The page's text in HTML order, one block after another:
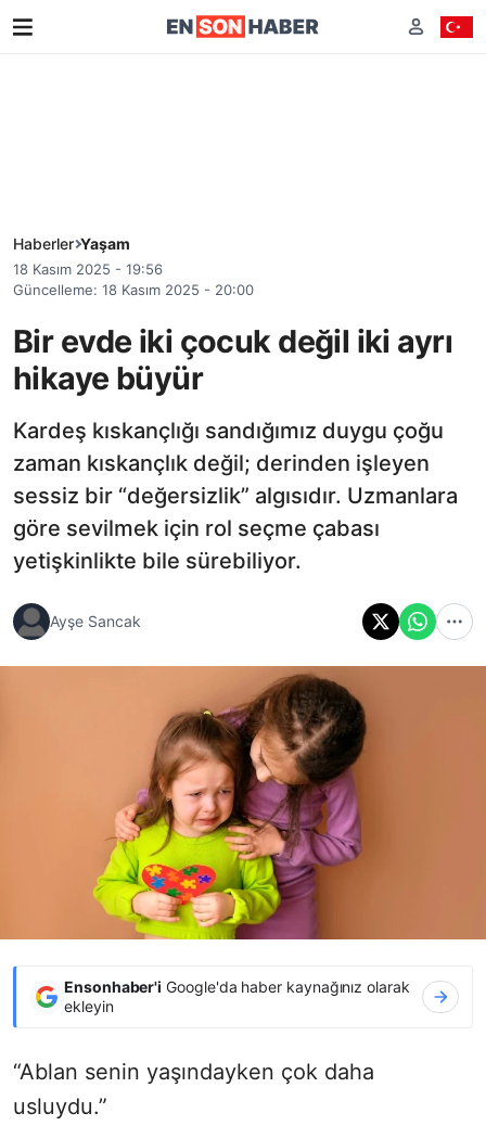
Haberler Yaşam
18 Kasım 2025 - 19:56
Güncelleme: 18 Kasım 2025 - 20:00
Bir evde iki çocuk değil iki ayrı
hikaye büyür
Kardeş kıskançlığı sandığımız duygu çoğu
zaman kıskançlık değil; derinden işleyen
sessiz bir “değersizlik” algısıdır. Uzmanlara
göre sevilmek için rol seçme çabası
yetişkinlikte bile sürebiliyor.
Ayşe Sancak
Ensonhaber'i Google'da haber kaynağınız olarak
ekleyin
“Ablan senin yaşındayken çok daha
usluydu.”